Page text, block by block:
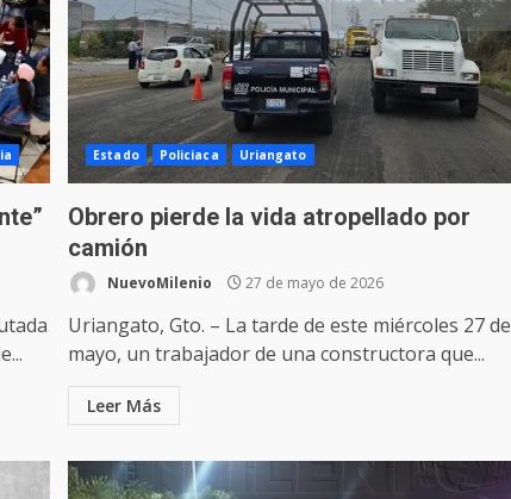
Estado Policiaca Uriangato
Obrero pierde la vida atropellado por
camión
NuevoMilenio 27 de mayo de 2026
Uriangato, Gto. – La tarde de este miércoles 27 de
mayo, un trabajador de una constructora que...
Leer Más